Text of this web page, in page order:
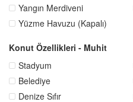
Yangın Merdiveni
Yüzme Havuzu (Kapalı)
Konut Özellikleri - Muhit
Stadyum
Belediye
Denize Sıfır